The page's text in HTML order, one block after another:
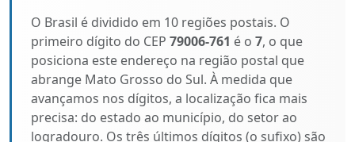
O Brasil é dividido em 10 regiões postais. O
primeiro dígito do CEP 79006-761 é o 7, o que
posiciona este endereço na região postal que
abrange Mato Grosso do Sul. À medida que
avançamos nos dígitos, a localização fica mais
precisa: do estado ao município, do setor ao
logradouro. Os três últimos dígitos (o sufixo) são